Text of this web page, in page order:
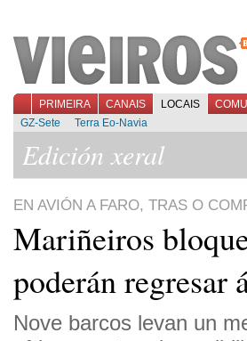
PRIMEIRA CANAIS LOCAIS
GZ-Sete
Terra Eo-Navia
Edición xeral
EN AVIÓN A FARO, TRAS O
Mariñeiros
poderán regresar
Nove barcos levan un